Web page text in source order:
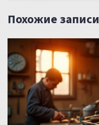
Похожие записи